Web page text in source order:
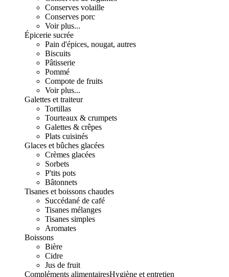
Conserves volaille
Conserves porc
Voir plus...
Épicerie sucrée
Pain d'épices, nougat, autres
Biscuits
Pâtisserie
Pommé
Compote de fruits
Voir plus...
Galettes et traiteur
Tortillas
Tourteaux & crumpets
Galettes & crêpes
Plats cuisinés
Glaces et bûches glacées
Crèmes glacées
Sorbets
P'tits pots
Bâtonnets
Tisanes et boissons chaudes
Succédané de café
Tisanes mélanges
Tisanes simples
Aromates
Boissons
Bière
Cidre
Jus de fruit
Compléments alimentairesHygiène et entretien